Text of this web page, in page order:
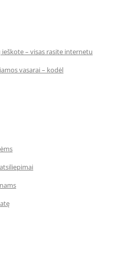
– visas rasite internetu
vasarai – kodėl